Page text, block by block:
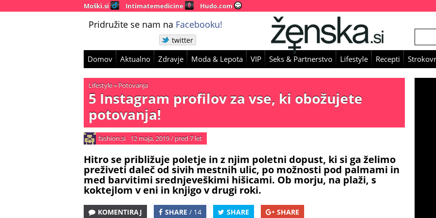
Moški.si Intimatemedicine Hudo.com
Pridružite se nam na Facebooku!
twitter
Domov Aktualno Zdravje Moda & Lepota VIP Seks & Partnerstvo Lifestyle Recepti
Lifestyle» Potovanja
5 Instagram profilov za vse, ki obožujete
potovanja!
fashion.si 12 maja, 2019/ pred 7 let
Hitro se približuje poletje in z njim poletni dopust, ki si ga želimo
preživeti daleč od sivih mestnih ulic, po možnosti pod palmami in
med barvitimi srednjeveškimi hišicami. Ob morju, na plaži, s
koktejlom v eni in knjigo v drugi roki.
KOMENTIRAJ SHARE / 14 SHARE SHARE